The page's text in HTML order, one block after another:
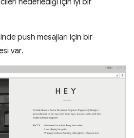
hedeflediği için iyi bir
push mesajları için bir
var.